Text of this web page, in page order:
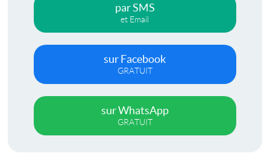
par SMS
et Email
sur Facebook
GRATUIT
sur WhatsApp
GRATUIT